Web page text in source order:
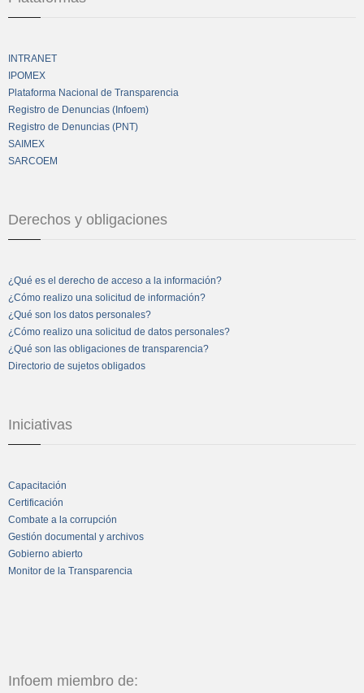
INTRANET
IPOMEX
Plataforma Nacional de Transparencia
Registro de Denuncias (Infoem)
Registro de Denuncias (PNT)
SAIMEX
SARCOEM
Derechos y obligaciones
¿Qué es el derecho de acceso a la información?
¿Cómo realizo una solicitud de información?
¿Qué son los datos personales?
¿Cómo realizo una solicitud de datos personales?
¿Qué son las obligaciones de transparencia?
Directorio de sujetos obligados
Iniciativas
Capacitación
Certificación
Combate a la corrupción
Gestión documental y archivos
Gobierno abierto
Monitor de la Transparencia
Infoem miembro de: